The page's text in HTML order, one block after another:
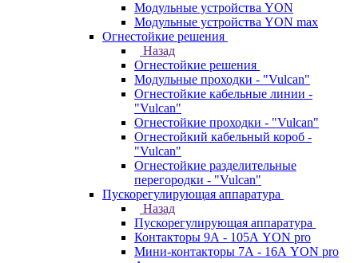
Модульные устройства YON
Модульные устройства YON max
Огнестойкие решения
Назад
Огнестойкие решения
Модульные проходки - "Vulcan"
Огнестойкие кабельные линии -
"Vulcan"
Огнестойкие проходки - "Vulcan"
Огнестойкий кабельный короб -
"Vulcan"
Огнестойкие разделительные
перегородки - "Vulcan"
Пускорегулирующая аппаратура
Назад
Пускорегулирующая аппаратура
Контакторы 9А - 105А YON pro
Мини-контакторы 7А - 16А YON pro